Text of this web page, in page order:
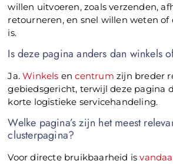
willen uitvoeren, zoals verzenden,
retourneren, en snel willen weten
is.
Is deze pagina anders dan winkels
Ja.Winkels encentrum zijn breder
gebiedsgericht, terwijl deze pagina
korte logistieke servicehandeling.
Welke pagina’s zijn het meest
clusterpagina?
Voor directe bruikbaarheid is